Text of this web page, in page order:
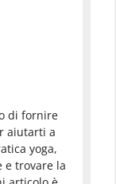
di fornire
aiutarti a
yoga,
e trovare la